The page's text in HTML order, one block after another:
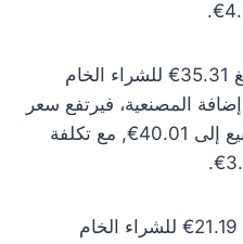
سعر الذهب عيار 10 اليوم يبلغ 35.31€ للشراء الخام
مع إضافة المصنعية، فيرتفع سعر
الشراء إلى 38.85€ وسعر البيع إلى 40.01€, مع تكلفة
سعر الذهب عيار 6 اليوم يبلغ 21.19€ للشراء الخام